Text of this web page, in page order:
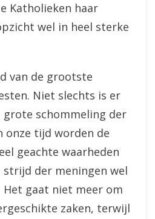
Katholieken haar
wel in heel sterke
van de grootste
Niet slechts is er
grote schommeling der
onze tijd worden de
geachte waarheden
strijd der meningen wel
gaat niet meer om
zaken, terwijl